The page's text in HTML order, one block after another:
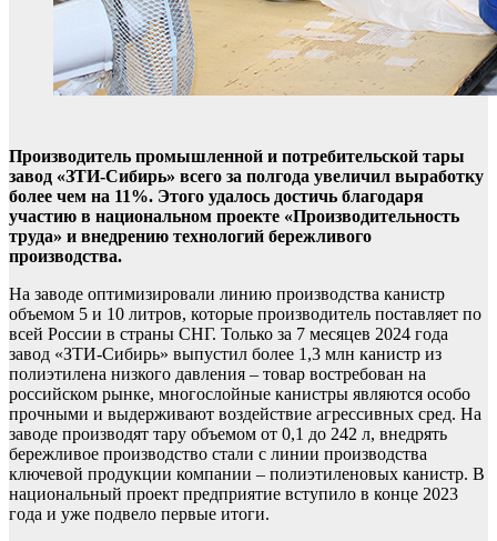
Производитель промышленной и потребительской тары
завод «ЗТИ-Сибирь» всего за полгода увеличил выработку
более чем на 11%. Этого удалось достичь благодаря
участию в национальном проекте «Производительность
труда» и внедрению технологий бережливого
производства.
На заводе оптимизировали линию производства канистр
объемом 5 и 10 литров, которые производитель поставляет по
всей России в страны СНГ. Только за 7 месяцев 2024 года
завод «ЗТИ-Сибирь» выпустил более 1,3 млн канистр из
полиэтилена низкого давления – товар востребован на
российском рынке, многослойные канистры являются особо
прочными и выдерживают воздействие агрессивных сред. На
заводе производят тару объемом от 0,1 до 242 л, внедрять
бережливое производство стали с линии производства
ключевой продукции компании – полиэтиленовых канистр. В
национальный проект предприятие вступило в конце 2023
года и уже подвело первые итоги.